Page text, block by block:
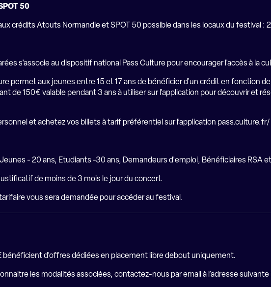
50
crédits Atouts Normandie et SPOT 50 possible dans les locaux du festival :
s'associe au dispositif national Pass Culture pour encourager l'accès à la
permet aux jeunes entre 15 et 17 ans de bénéficier d’un crédit en fonction
de 150€ valable pendant 3 ans à utiliser sur l’application pour découvrir et
et achetez vos billets à tarif préférentiel sur l’application pass.culture.fr/
- 20 ans, Etudiants -30 ans, Demandeurs d'emploi, Bénéficiaires RSA
de moins de 3 mois le jour du concert.
vous sera demandée pour accéder au festival.
bénéficient d’offres dédiées en placement libre debout uniquement.
les modalités associées, contactez-nous par email à l’adresse